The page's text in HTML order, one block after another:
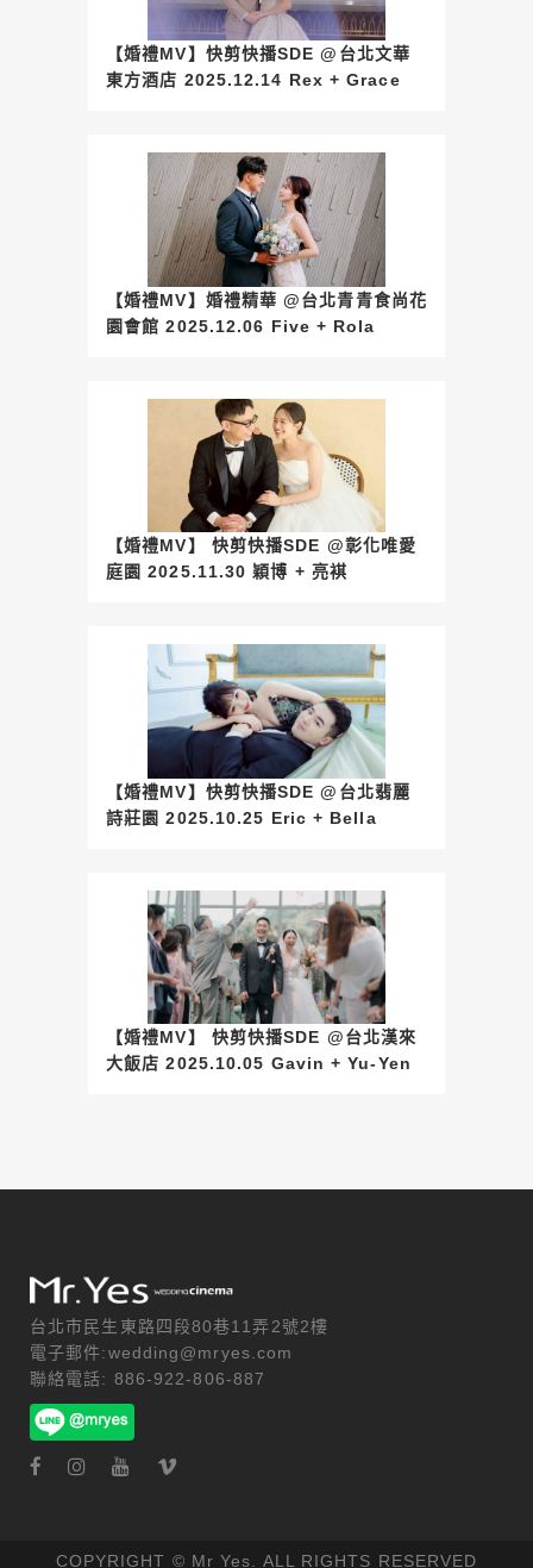
【婚禮MV】快剪快播SDE @台北文華
東方酒店 2025.12.14 Rex + Grace
【婚禮MV】婚禮精華 @台北青青食尚花
園會館 2025.12.06 Five + Rola
【婚禮MV】 快剪快播SDE @彰化唯愛
庭園 2025.11.30 穎博 + 亮褀
【婚禮MV】快剪快播SDE @台北翡麗
詩莊園 2025.10.25 Eric + Bella
【婚禮MV】 快剪快播SDE @台北漢來
大飯店 2025.10.05 Gavin + Yu-Yen
台北市民生東路四段80巷11弄2號2樓
電子郵件:wedding@mryes.com
聯絡電話: 886-922-806-887
COPYRIGHT © Mr Yes. ALL RIGHTS RESERVED